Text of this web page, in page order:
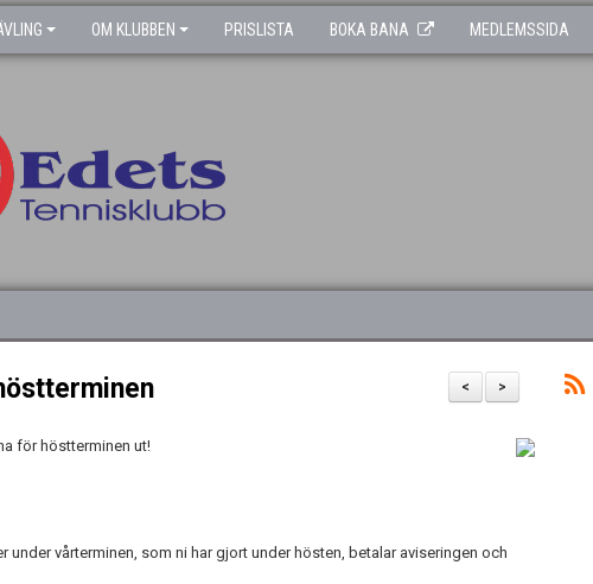
OM KLUBBEN PRISLISTA BOKA BANA MEDLEMSSIDA
>
<
för höstterminen ut!
under vårterminen, som ni har gjort under hösten, betalar aviseringen och